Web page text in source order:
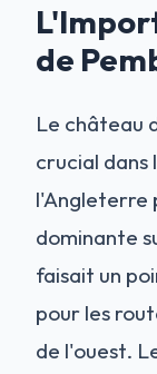
de
Le château
crucial dans
l'Angleterre
dominante
faisait un
pour les
de l'ouest.